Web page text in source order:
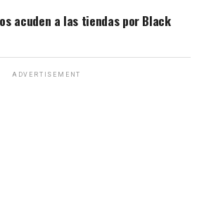
acuden a las tiendas por Black
ADVERTISEMENT